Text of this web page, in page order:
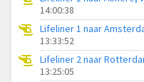
14:00:38
Lifeliner 1 naar
13:33:52
Lifeliner 2 naar
13:25:05